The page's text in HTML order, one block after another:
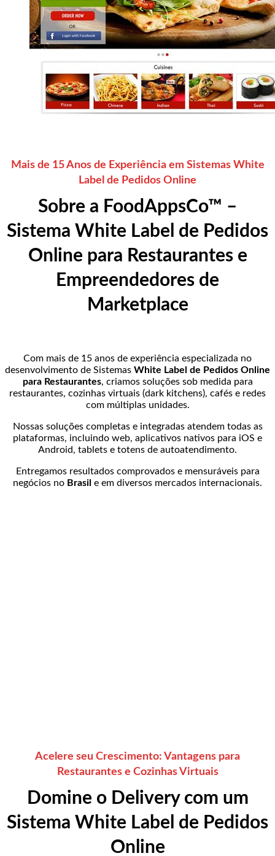
Mais de 15 Anos de Experiência em Sistemas White
Label de Pedidos Online
Sobre a FoodAppsCo™ –
Sistema White Label de Pedidos
Online para Restaurantes e
Empreendedores de
Marketplace
Com mais de 15 anos de experiência especializada no
desenvolvimento de Sistemas White Label de Pedidos Online
para Restaurantes, criamos soluções sob medida para
restaurantes, cozinhas virtuais (dark kitchens), cafés e redes
com múltiplas unidades.
Nossas soluções completas e integradas atendem todas as
plataformas, incluindo web, aplicativos nativos para iOS e
Android, tablets e totens de autoatendimento.
Entregamos resultados comprovados e mensuráveis para
negócios no Brasil e em diversos mercados internacionais.
Acelere seu Crescimento: Vantagens para
Restaurantes e Cozinhas Virtuais
Domine o Delivery com um
Sistema White Label de Pedidos
Online